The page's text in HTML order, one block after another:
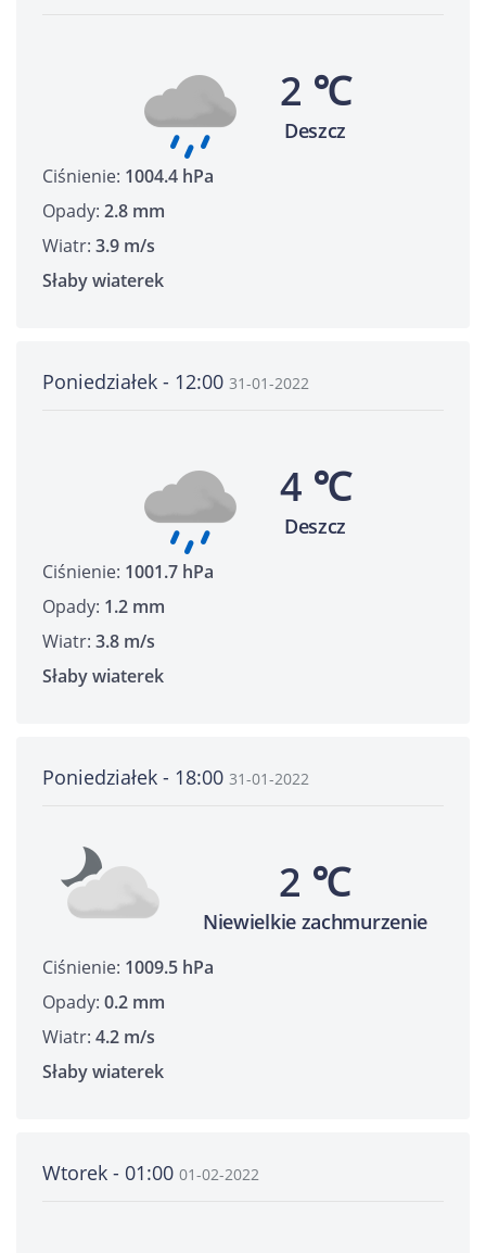
2 ℃
Deszcz
Ciśnienie: 1004.4 hPa
Opady: 2.8 mm
Wiatr: 3.9 m/s
Słaby wiaterek
Poniedziałek - 12:00 31-01-2022
4 ℃
Deszcz
Ciśnienie: 1001.7 hPa
Opady: 1.2 mm
Wiatr: 3.8 m/s
Słaby wiaterek
Poniedziałek - 18:00 31-01-2022
2 ℃
Niewielkie zachmurzenie
Ciśnienie: 1009.5 hPa
Opady: 0.2 mm
Wiatr: 4.2 m/s
Słaby wiaterek
Wtorek - 01:00 01-02-2022